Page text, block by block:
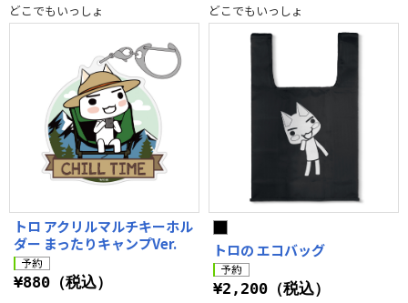
どこでもいっしょ
トロ アクリルマルチキーホル
ダー まったりキャンプVer.
¥880（税込）
どこでもいっしょ
トロの エコバッグ
¥2,200（税込）